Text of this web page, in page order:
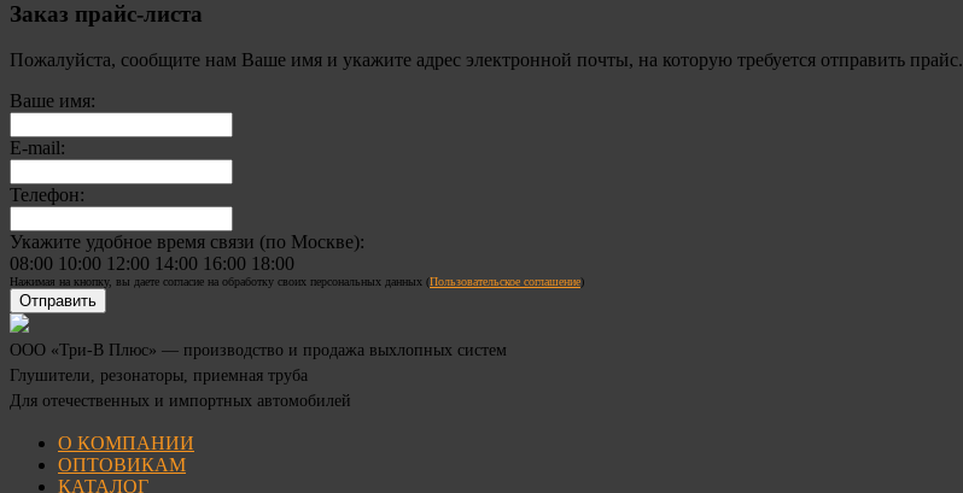
Заказ прайс-листа
Пожалуйста, сообщите нам Ваше имя и укажите адрес электронной почты, на которую требуется отправить прайс.
Ваше имя:
E-mail:
Телефон:
Укажите удобное время связи (по Москве):
08:00 10:00 12:00 14:00 16:00 18:00
Нажимая на кнопку, вы даете согласие на обработку своих персональных данных (Пользовательское соглашение)
ООО «Три-В Плюс» — производство и продажа выхлопных систем
Глушители, резонаторы, приемная труба
Для отечественных и импортных автомобилей
О КОМПАНИИ
ОПТОВИКАМ
КАТАЛОГ